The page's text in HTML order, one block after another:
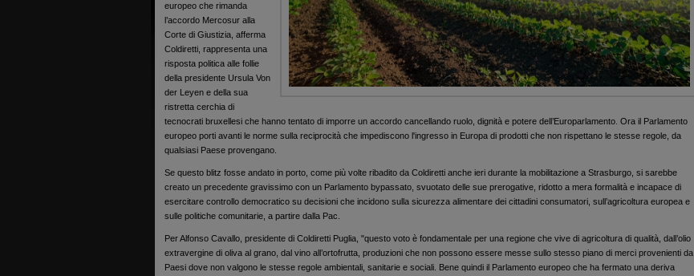
europeo che rimanda
l’accordo Mercosur alla
Corte di Giustizia, afferma
Coldiretti, rappresenta una
risposta politica alle follie
della presidente Ursula Von
der Leyen e della sua
ristretta cerchia di
tecnocrati bruxellesi che hanno tentato di imporre un accordo cancellando ruolo, dignità e potere dell’Europarlamento. Ora il Parlamento
europeo porti avanti le norme sulla reciprocità che impediscono l'ingresso in Europa di prodotti che non rispettano le stesse regole, da
qualsiasi Paese provengano.
Se questo blitz fosse andato in porto, come più volte ribadito da Coldiretti anche ieri durante la mobilitazione a Strasburgo, si sarebbe
creato un precedente gravissimo con un Parlamento bypassato, svuotato delle sue prerogative, ridotto a mera formalità e incapace di
esercitare controllo democratico su decisioni che incidono sulla sicurezza alimentare dei cittadini consumatori, sull’agricoltura europea e
sulle politiche comunitarie, a partire dalla Pac.
Per Alfonso Cavallo, presidente di Coldiretti Puglia, "questo voto è fondamentale per una regione che vive di agricoltura di qualità, dall’olio
extravergine di oliva al grano, dal vino all’ortofrutta, produzioni che non possono essere messe sullo stesso piano di merci provenienti da
Paesi dove non valgono le stesse regole ambientali, sanitarie e sociali. Bene quindi il Parlamento europeo che ha fermato una deriva